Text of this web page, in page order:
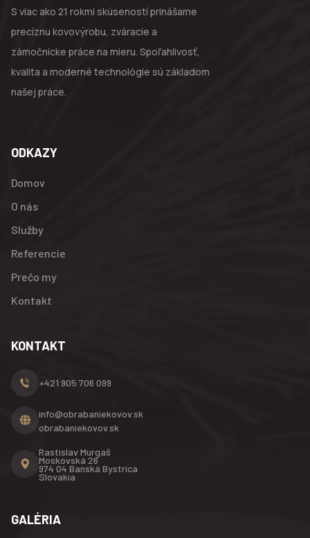
S viac ako 21 rokmi skúseností prinášame
precíznu kovovýrobu, zváracie a
zámočnícke práce na mieru. Spoľahlivosť,
kvalita a moderné technológie sú základom
našej práce.
ODKAZY
Domov
O nás
Služby
Referencie
Prečo my
Kontakt
KONTAKT
+421 905 706 099
info@obrabaniekovov.sk
obrabaniekovov.sk
Rastislav Murgaš
Moskovská 26
974 04 Banská Bystrica
Slovakia
GALÉRIA